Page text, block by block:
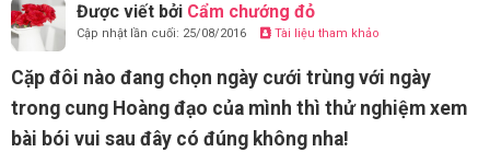
Được viết bởi Cẩm chướng đỏ
Cập nhật lần cuối: 25/08/2016 Tài liệu tham khảo
Cặp đôi nào đang chọn ngày cưới trùng với ngày
trong cung Hoàng đạo của mình thì thử nghiệm xem
bài bói vui sau đây có đúng không nha!